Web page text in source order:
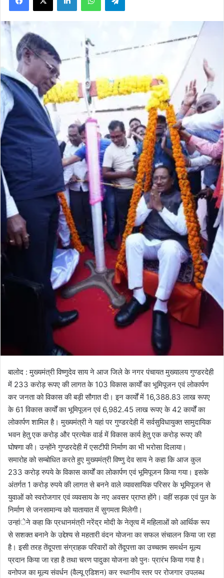
बालोद : मुख्यमंत्री विष्णुदेव साय ने आज जिले के नगर पंचायत मुख्यालय गुण्डरदेही
में 233 करोड़ रूपए की लागत के 103 विकास कार्यों का भूमिपूजन एवं लोकार्पण
कर जनता को विकास की बड़ी सौगात दी। इन कार्यों में 16,388.83 लाख रूपए
के 61 विकास कार्यों का भूमिपूजन एवं 6,982.45 लाख रूपए के 42 कार्यों का
लोकार्पण शामिल है। मुख्यमंत्री ने यहां पर गुण्डरदेही में सर्वसुविधायुक्त सामुदायिक
भवन हेतु एक करोड़ और प्रत्येक वार्ड में विकास कार्य हेतु एक करोड़ रूपए की
घोषणा की। उन्होंने गुण्डरदेही में एसटीपी निर्माण का भी भरोसा दिलाया।
समारोह को सम्बोधित करते हुए मुख्यमंत्री विष्णु देव साय ने कहा कि आज कुल
233 करोड़ रुपये के विकास कार्यों का लोकार्पण एवं भूमिपूजन किया गया। इसके
अंतर्गत 1 करोड़ रुपये की लागत से बनने वाले व्यावसायिक परिसर के भूमिपूजन से
युवाओं को स्वरोजगार एवं व्यवसाय के नए अवसर प्राप्त होंगे। वहीं सड़क एवं पुल के
निर्माण से जनसामान्य को यातायात में सुगमता मिलेगी।
उन्हांेने कहा कि प्रधानमंत्री नरेंद्र मोदी के नेतृत्व में महिलाओं को आर्थिक रूप
से सशक्त बनाने के उद्देश्य से महतारी वंदन योजना का सफल संचालन किया जा रहा
है। इसी तरह तेंदूपत्ता संग्राहक परिवारों को तेंदूपत्ता का उच्चतम समर्थन मूल्य
प्रदान किया जा रहा है तथा चरण पादुका योजना को पुनः प्रारंभ किया गया है।
वनोपज का मूल्य संवर्धन (वैल्यू एडिशन) कर स्थानीय स्तर पर रोजगार उपलब्ध